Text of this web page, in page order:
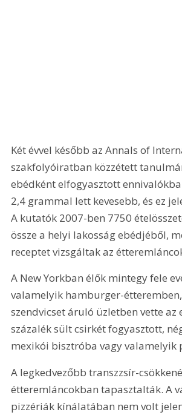
Két évvel később az Annals of
szakfolyóiratban közzétett
ebédként elfogyasztott
2,4 grammal lett kevesebb, és ez
A kutatók 2007-ben 7750
össze a helyi lakosság ebédjéből,
receptet vizsgáltak az
A New Yorkban élők mintegy fele
valamelyik hamburger-
szendvicset áruló üzletben vette az
százalék sült csirkét fogyasztott,
mexikói bisztróba vagy valamelyik
A legkedvezőbb transzzsír-
étteremláncokban tapasztalták. A
pizzériák kínálatában nem volt